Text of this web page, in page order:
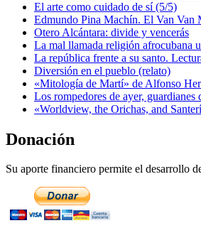
El arte como cuidado de sí (5/5)
Edmundo Pina Machín. El Van Van
Otero Alcántara: divide y vencerás
La mal llamada religión afrocubana
La república frente a su santo.
Diversión en el pueblo (relato)
«Mitología de Martí» de Alfonso
Los rompedores de ayer, guardianes
«Worldview, the Orichas, and
Donación
Su aporte financiero permite el desarrollo